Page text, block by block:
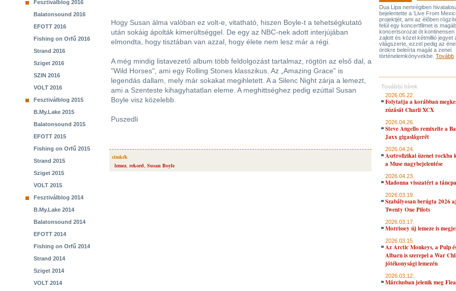
Fesztiválblog 2016
Balatonsound 2016
EFOTT 2016
Fishing on Orfű 2016
Strand 2016
Sziget 2016
SZIN 2016
VOLT 2016
Fesztiválblog 2015
B.My.Lake 2015
Balatonsound 2015
EFOTT 2015
Fishing on Orfű 2015
Strand 2015
Sziget 2015
VOLT 2015
Fesztiválblog 2014
B.My.Lake 2014
Balatonsound 2014
EFOTT 2014
Fishing on Orfű 2014
Strand 2014
Sziget 2014
VOLT 2014
Hogy Susan álma valóban ez volt-e, vitatható, hiszen Boyle-t a tehetségkutató
után sokáig ápolták kimerültséggel. De egy az NBC-nek adott interjújában
elmondta, hogy tisztában van azzal, hogy élete nem lesz már a régi.
A még mindig listavezető album több feldolgozást tartalmaz, rögtön az első dal, a
"Wild Horses", ami egy Rolling Stones klasszikus. Az „Amazing Grace” is
legendás dallam, mely már sokakat megihletett. A a Silenc Night zárja a lemezt,
ami a Szenteste kihagyhatatlan eleme. A meghittséghez pedig ezúttal Susan
Boyle visz közelebb.
Puszedli
cimkék
lemez, rekord, Susan Boyle
Dua Lipa nemrégiben
bejelentette a ’Live From
projektjét, ami az élőben
felül egy koncertfilmet is
koncertsorozat öt kontinensen
zajlott és közel kétmillió jegyet
világszerte, ezzel pedig az
örökre beleírta magát a zenei
történelemkönyvekbe. Tovább
További hírek
2026.05.22.
Folytatja a korábban
zúzását Charli XCX
2026.04.26.
Steve Angello remixelte a
Jaxx gigaslágerét
2026.04.24.
Asztrofizikai üzenet rockba
a Muse nagybejelentése
2026.04.23.
Madonna visszatért a
2026.03.19.
Szabályosan berúgta 2026
Twenty One Pilots
2026.03.17.
Morrissey új lemeze is
2026.03.15.
Az Arctic Monkeys, a Pulp
Albarn is szerepel a War
jótékonysági lemezén
2026.03.12.
Márciusban jelenik meg